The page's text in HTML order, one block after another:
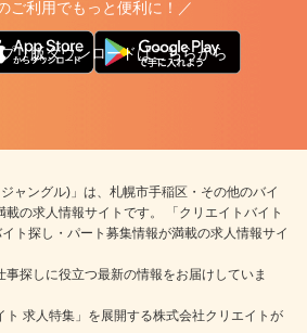
ご利用でもっと便利に！／
リ版ダウンロードはこちらから
ャングル)」は、札幌市手稲区・その他のバイ
載の求人情報サイトです。 「クリエイトバイト
ト探し・パート募集情報が満載の求人情報サイ
探しに役立つ最新の情報をお届けしていま
ト 求人特集」を展開する株式会社クリエイトが